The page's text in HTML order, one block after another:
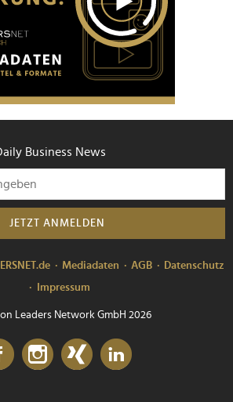
Business News
JETZT ANMELDEN
Mediadaten AGB
Datenschutz
Impressum
Leaders Network GmbH 2026